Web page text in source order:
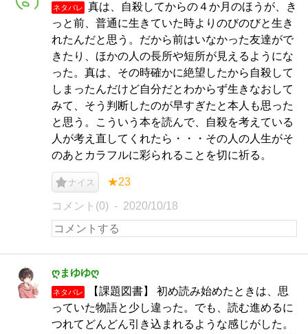
ネタバレ
真は、自殺してからの４か月のほうが、き
っと前、普通に生きていた時よりのびのびと生き
れたんだと思う。だから前はいなかった友達がで
きたり、ほかの人の長所や短所が見えるようにな
った。真は、その時確かに絶望したから自殺して
しまったんだけど自分だとわからず生きなおして
みて、そう判断したのが早すぎたと本人も思った
と思う。こういう本を読んで、自殺を考えている
人が考え直してくれたら・・・その人の人生がそ
のあとカラフルに彩られることを切に祈る。
ナイス ★23
コメント(0) 2020/10/18
ღまゆゆღ
ネタバレ
【課題図書】 初め読み始めたときは、思
っていた物語と少し違った。でも、読む進めるに
つれてどんどん引き込まれるような感じがした。